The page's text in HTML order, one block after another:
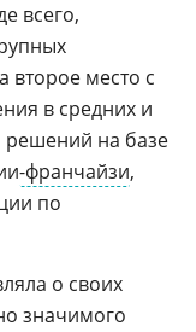
всего,
второе место с
в средних и
решений на базе
-франчайзи,
по
о своих
значимого